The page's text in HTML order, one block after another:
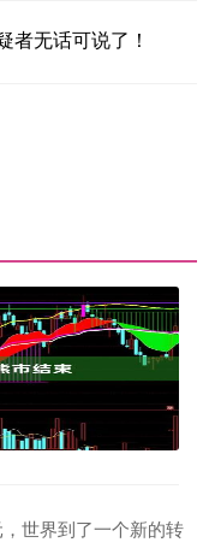
者无话可说了！
世界到了一个新的转